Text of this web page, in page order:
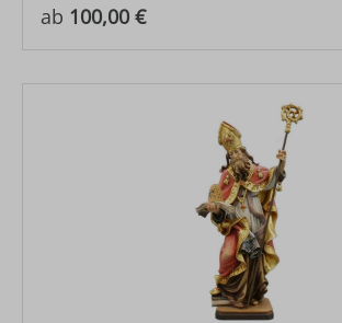
Regulärer Preis:
ab 100,00 €